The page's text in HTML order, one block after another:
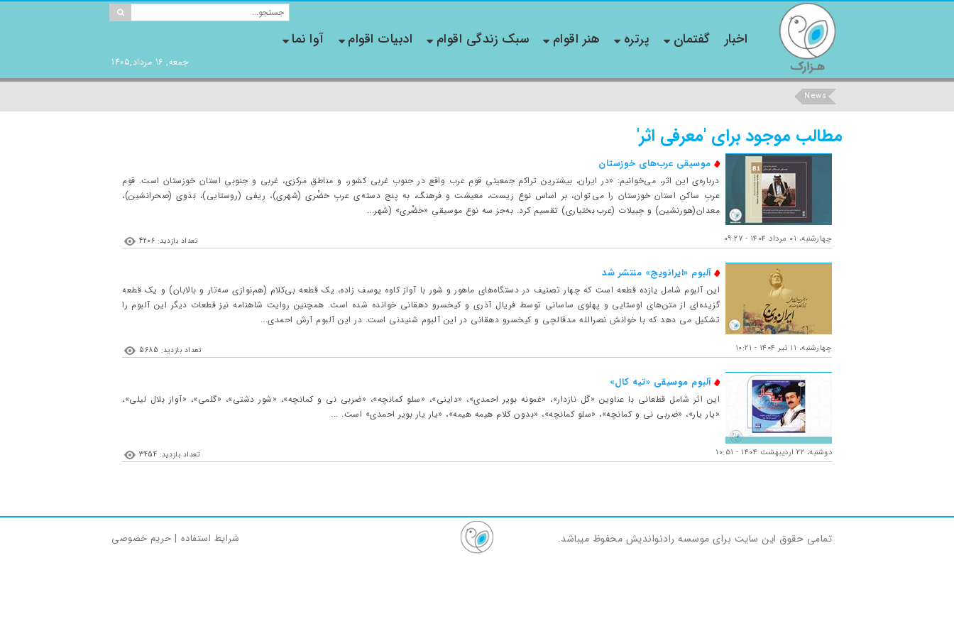
جمعه, 16 مرداد,1405
اخبار گفتمان پرتره هنر اقوام سبک زندگی اقوام ادبیات اقوام آوا نما
News
مطالب موجود برای 'معرفی اثر'
موسیقی عرب‌های خوزستان
درباره‌ی این اثر، می‌خوانیم: «در ايران، بيشترين تراکم جمعيتیِ قومِ عرب واقع در جنوبِ غربی کشور، و مناطقِ مرکزی، غربی و جنوبیِ استان خوزستان است. قوم
عربِ ساکنِ استان خوزستان را می توان، بر اساس نوع زيست، معيشت و فرهنگ، به پنج دسته ی عربِ حَضْری (شهری)، رِيفی (روستايی)، بَدَوی (صحرانشين)،
مِعدان(هورنشين) و جِبيلات (عرب بختياری) تقسيم کرد. به‌‏جز سه نوع موسيقیِ «حَضْری» (شهر...
چهارشنبه، ۰۱ مرداد ۱۴۰۴ - ۰۹:۲۷ تعداد بازدید: 4206
آلبوم «ایرانویج» منتشر شد
این آلبوم شامل یازده قطعه است که چهار تصنیف در دستگاه‌های ماهور و شور با آواز کاوه یوسف زاده، یک قطعه بی‌کلام (هم‌نوازی سه‌تار و بالابان) و یک قطعه
گزیده‌ای از متن‌های اوستایی و پهلوی ساسانی توسط فریال آذری و کیخسرو دهقانی خوانده شده است. همچنین روایت شاهنامه نیز قطعات دیگر این آلبوم را
تشکیل می دهد که با خوانش نصرالله مدقالچی و کیخسرو دهقانی در این آلبوم شنیدنی است. در این آلبوم آرش احمدی...
چهارشنبه، ۱۱ تیر ۱۴۰۴ - ۱۰:۲۱ تعداد بازدید: 5685
آلبوم موسیقی «تیه کال»
این اثر شامل قطعانی با عناوین «گل نازدار»، «غمونه بویر احمدی»، «داینی»، «سلو کمانچه»، «ضربی نی و کمانچه»، «شور دشتی»، «گلمی»، «آواز بلال لیلی»،
«یار یار»، «ضربی نی و کمانچه»، «سلو کمانچه»، «بدون کلام هیمه هیمه»، «یار یار بویر احمدی» است. ...
دوشنبه، ۲۲ اردیبهشت ۱۴۰۴ - ۱۰:۵۱ تعداد بازدید: 3454
تمامی حقوق این سایت برای موسسه رادنواندیش محفوظ میباشد. حریم خصوصی | شرایط استفاده